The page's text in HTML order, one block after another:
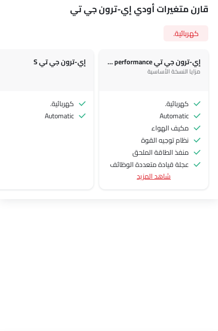
قارن متغيرات أودي إي-ترون جي تي
كهربائية.
إي-ترون جي تي RS performance
مزايا النسخة الأساسية
كهربائية.
Automatic
مكيف الهواء
نظام توجيه القوة
منفذ الطاقة الملحق
عجلة قيادة متعددة الوظائف
جبهة المتحدثين
شاهد المزيد
إي-ترون جي تي S
كهربائية.
Automatic